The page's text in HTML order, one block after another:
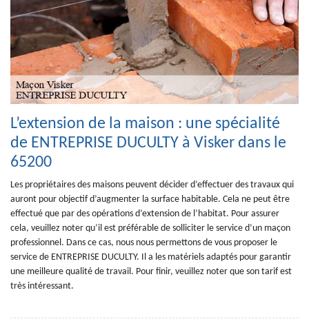
L’extension de la maison : une spécialité
de ENTREPRISE DUCULTY à Visker dans le
65200
Les propriétaires des maisons peuvent décider d’effectuer des travaux qui
auront pour objectif d’augmenter la surface habitable. Cela ne peut être
effectué que par des opérations d’extension de l’habitat. Pour assurer
cela, veuillez noter qu’il est préférable de solliciter le service d’un maçon
professionnel. Dans ce cas, nous nous permettons de vous proposer le
service de ENTREPRISE DUCULTY. Il a les matériels adaptés pour garantir
une meilleure qualité de travail. Pour finir, veuillez noter que son tarif est
très intéressant.